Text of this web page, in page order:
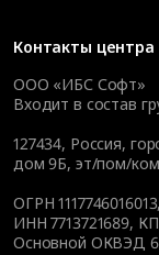
Контакты центра
ООО «ИБС Софт»
Входит в состав
127434, Россия,
дом 9Б, эт/пом/
ОГРН 1117746016013,
ИНН 7713721689,
Основной ОКВЭД